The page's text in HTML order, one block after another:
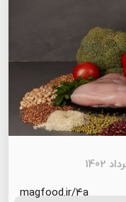
magfood.ir/4a